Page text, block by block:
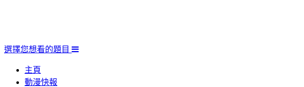
選擇您想看的題目
主頁
動漫快報